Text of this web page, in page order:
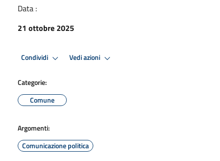
Data :
21 ottobre 2025
Condividi Vedi azioni
Categorie:
Comune
Argomenti:
Comunicazione politica